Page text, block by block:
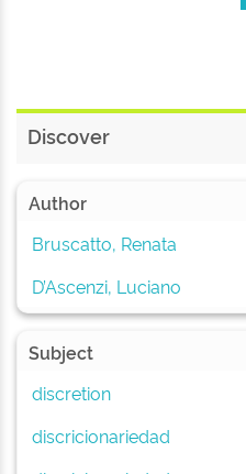
Discover
Author
Bruscatto, Renata
D’Ascenzi, Luciano
Subject
discretion
discricionariedad